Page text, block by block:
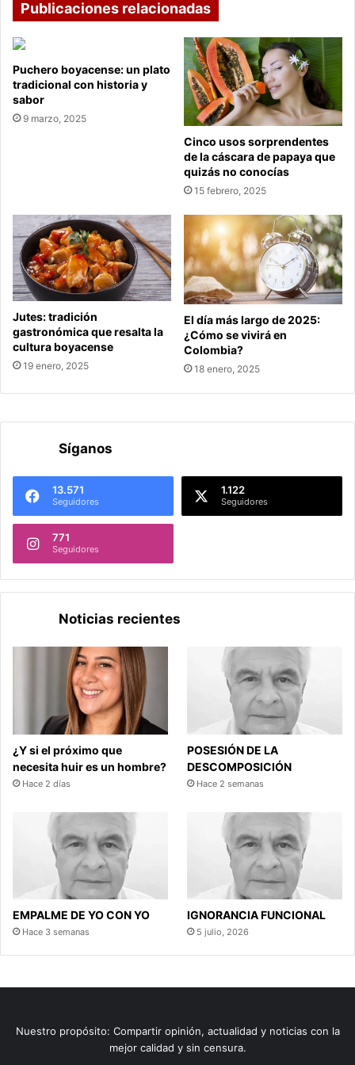
Publicaciones relacionadas
Puchero boyacense: un plato
tradicional con historia y
sabor
9 marzo, 2025
Cinco usos sorprendentes
de la cáscara de papaya que
quizás no conocías
15 febrero, 2025
Jutes: tradición
gastronómica que resalta la
cultura boyacense
19 enero, 2025
El día más largo de 2025:
¿Cómo se vivirá en
Colombia?
18 enero, 2025
Síganos
13.571
Seguidores
1.122
Seguidores
771
Seguidores
Noticias recientes
¿Y si el próximo que
necesita huir es un hombre?
Hace 2 días
POSESIÓN DE LA
DESCOMPOSICIÓN
Hace 2 semanas
EMPALME DE YO CON YO
Hace 3 semanas
IGNORANCIA FUNCIONAL
5 julio, 2026
Nuestro propósito: Compartir opinión, actualidad y noticias con la
mejor calidad y sin censura.